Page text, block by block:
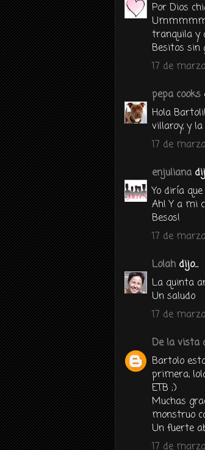
Por Dios
tranquila y
Besitos sin
17 de
pepa cooks
Hola
villaroy, y
17 de
enjuliana
Yo diría
Ah! Y a mi
Besos!
17 de
Lolah dijo...
La quinta
Un saludo
17 de
De la vista
Bartolo
primera,
ETB ;)
Muchas
monstruo
Un fuerte
17 de